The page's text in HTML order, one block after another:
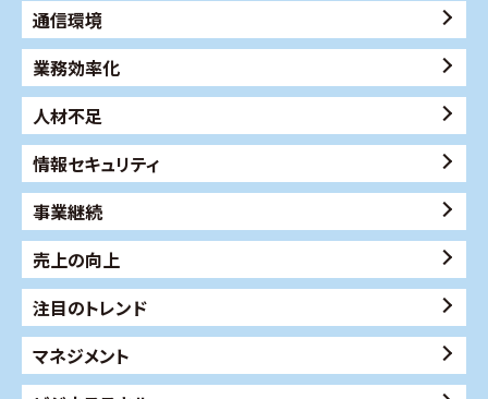
通信環境
業務効率化
人材不足
情報セキュリティ
事業継続
売上の向上
注目のトレンド
マネジメント